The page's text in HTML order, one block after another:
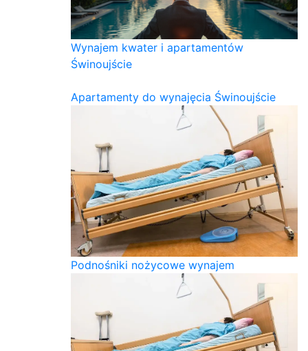
Wynajem kwater i apartamentów
Świnoujście
Apartamenty do wynajęcia Świnoujście
Podnośniki nożycowe wynajem